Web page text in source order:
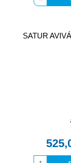
SATUR